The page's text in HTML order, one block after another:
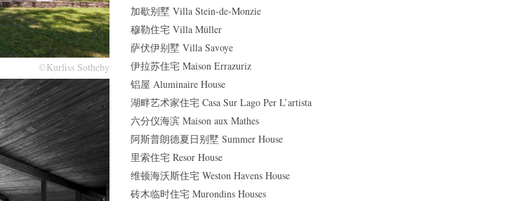
©Kurfiss Sotheby
加歇别墅 Villa Stein-de-Monzie
穆勒住宅 Villa Müller
萨伏伊别墅 Villa Savoye
伊拉苏住宅 Maison Errazuriz
铝屋 Aluminaire House
湖畔艺术家住宅 Casa Sur Lago Per L’artista
六分仪海滨 Maison aux Mathes
阿斯普朗德夏日别墅 Summer House
里索住宅 Resor House
维顿海沃斯住宅 Weston Havens House
砖木临时住宅 Murondins Houses